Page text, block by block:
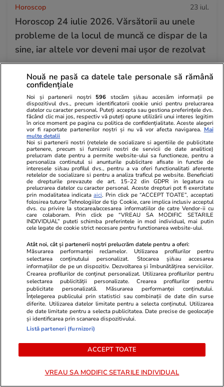
Horoscop 23 iul.
Horoscop 24 iulie 2026. Vărsătorii au unele
probleme de la locul de muncă ce dispar de la
sine, iar altele vor deveni mai ușor de rezolvat
Știri România 23 iul.
Rezultatele loto din 23 iulie 2026. Numerele
câștigătoare extrase joi
Știri România 23 iul.
Reportaj de la cavoul Sfântului Preot
Mărturisitor și legionar la tinerețe Ilie
Lăcătușu, unde Icoana Arhanghelul Mihail,
simbolul mișcării, a însuflețit pelerinii
Știri Externe 23 iul.
Directorul organizației de sinucidere asistată
Exit a murit la peste 3.000 de metri altitudine
pe Muntele Fuji
Nouă ne pasă ca datele tale personale să rămână
confidențiale
Noi și partenerii noștri 596 stocăm și/sau accesăm informații pe
dispozitivul dvs., precum identificatorii cookie unici pentru prelucrarea
datelor cu caracter personal. Puteți accepta sau gestiona preferințele dvs.
făcând clic mai jos, respectiv vă puteți opune utilizării unui interes legitim
în orice moment pe pagina cu politica de confidențialitate. Aceste alegeri
vor fi raportate partenerilor noștri și nu vă vor afecta navigarea. Mai
multe detalii
Noi si partenerii nostri (retelele de socializare si agentiile de publicitate
partenere, precum si furnizorii nostri de servicii de date analitice)
prelucram date pentru a permite website-ului sa functioneze, pentru a
personaliza continutul si anunturile publicitare afisate in functie de
interesele si/sau profilul dvs., pentru a va oferi functionalitati aferente
retelelor de socializare si pentru a analiza traficul pe website. Beneficiati
de drepturile prevazute de art. 15-22 din GDPR in legatura cu
prelucrarea datelor cu caracter personal. Aceste drepturi pot fi exercitate
prin modalitatea indicataaici. Prin click pe “ACCEPT TOATE”, acceptati
folosirea tuturor Tehnologiilor de tip Cookie, care implica inclusiv acceptul
dvs. cu privire la stocarea/accesarea informatiilor de catre Vendor-ii cu
care colaboram. Prin click pe “VREAU SA MODIFIC SETARILE
INDIVIDUAL” puteti schimba preferintele in mod individual, mai putin
cele legate de cookie strict necesare pentru functionarea website-ului.
Atât noi, cât și partenerii noștri prelucrăm datele pentru a oferi:
Măsurarea performanței reclamelor. Utilizarea profilurilor pentru
selectarea conținutului personalizat. Stocarea și/sau accesarea
informațiilor de pe un dispozitiv. Dezvoltarea și îmbunătățirea serviciilor.
Crearea profilurilor de conținut personalizat. Utilizarea profilurilor pentru
selectarea publicității personalizate. Crearea profilurilor pentru
publicitate personalizată. Măsurarea performanței conținutului.
Înțelegerea publicului prin statistici sau combinații de date din surse
diferite. Utilizarea datelor limitate pentru a selecta conținutul. Utilizarea
de date limitate pentru a selecta publicitatea. Date precise de geolocație
și identificarea prin scanarea dispozitivului.
Listă parteneri (furnizori)
ACCEPT TOATE
VREAU SA MODIFIC SETARILE INDIVIDUAL